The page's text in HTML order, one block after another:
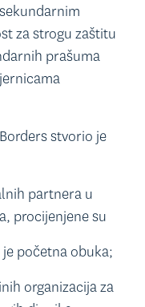
za strogu zaštitu
prašuma
stvorio je
partnera u
procijenjene su
početna obuka;
organizacija za